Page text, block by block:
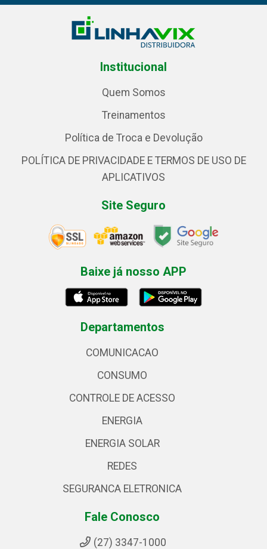
Institucional
Quem Somos
Treinamentos
Política de Troca e Devolução
POLÍTICA DE PRIVACIDADE E TERMOS DE USO DE
APLICATIVOS
Site Seguro
Baixe já nosso APP
Departamentos
COMUNICACAO
CONSUMO
CONTROLE DE ACESSO
ENERGIA
ENERGIA SOLAR
REDES
SEGURANCA ELETRONICA
Fale Conosco
(27) 3347-1000